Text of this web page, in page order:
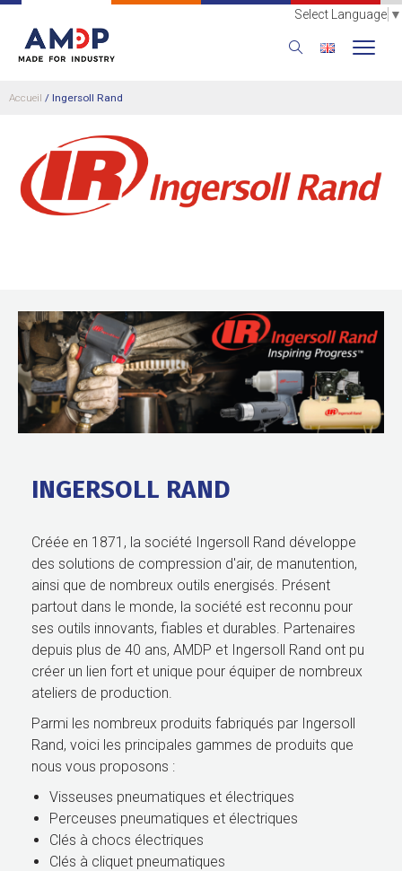
Select Language ▼
Accueil / Ingersoll Rand
INGERSOLL RAND
Créée en 1871, la société Ingersoll Rand développe
des solutions de compression d'air, de manutention,
ainsi que de nombreux outils energisés. Présent
partout dans le monde, la société est reconnu pour
ses outils innovants, fiables et durables. Partenaires
depuis plus de 40 ans, AMDP et Ingersoll Rand ont pu
créer un lien fort et unique pour équiper de nombreux
ateliers de production.
Parmi les nombreux produits fabriqués par Ingersoll
Rand, voici les principales gammes de produits que
nous vous proposons :
Visseuses pneumatiques et électriques
Perceuses pneumatiques et électriques
Clés à chocs électriques
Clés à cliquet pneumatiques